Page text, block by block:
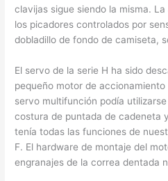
clavijas sigue siendo la misma.
los picadores controlados por
dobladillo de fondo de camiseta,
El servo de la serie H ha sido
pequeño motor de
servo multifunción podía
costura de puntada de cadeneta
tenía todas las funciones de
F. El hardware de montaje del
engranajes de la correa dentada